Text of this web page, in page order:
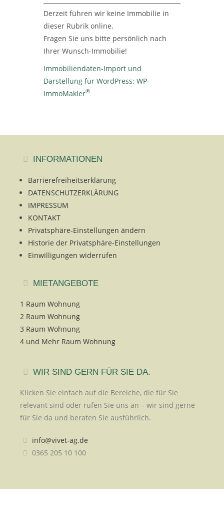
Derzeit führen wir keine Immobilie in
dieser Rubrik online.
Fragen Sie uns bitte persönlich nach
Ihrer Wunsch-Immobilie!
Immobiliendaten-Import und
Darstellung für WordPress: WP-
ImmoMakler®
INFORMATIONEN
Barrierefreiheitserklärung
DATENSCHUTZERKLÄRUNG
IMPRESSUM
KONTAKT
Privatsphäre-Einstellungen ändern
Historie der Privatsphäre-Einstellungen
Einwilligungen widerrufen
MIETANGEBOTE
1 Raum Wohnung
2 Raum Wohnung
3 Raum Wohnung
4 und Mehr Raum Wohnung
WIR SIND GERN FÜR SIE DA.
Klicken Sie einfach auf die Bereiche, die für Sie
relevant sind oder rufen Sie uns an – wir sind gerne
für Sie da und beraten Sie ausführlich.
info@vivet-ag.de
0365 205 10 100